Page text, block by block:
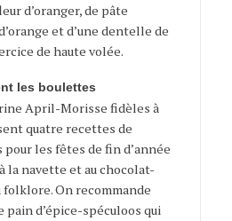
d’oranger, de pâte
et d’une dentelle de
de haute volée.
les boulettes
April-Morisse fidèles à
quatre recettes de
les fêtes de fin d’année
la navette et au chocolat-
On recommande
d’épice-spéculoos qui